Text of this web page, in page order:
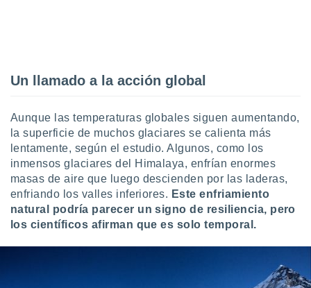
Un llamado a la acción global
Aunque las temperaturas globales siguen aumentando,
la superficie de muchos glaciares se calienta más
lentamente, según el estudio. Algunos, como los
inmensos glaciares del Himalaya, enfrían enormes
masas de aire que luego descienden por las laderas,
enfriando los valles inferiores. Este enfriamiento
natural podría parecer un signo de resiliencia, pero
los científicos afirman que es solo temporal.